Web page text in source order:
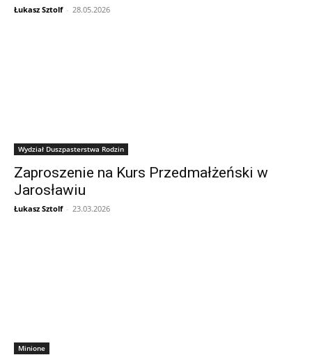
Łukasz Sztolf - 28.05.2026
Wydział Duszpasterstwa Rodzin
Zaproszenie na Kurs Przedmałżeński w
Jarosławiu
Łukasz Sztolf - 23.03.2026
Minione